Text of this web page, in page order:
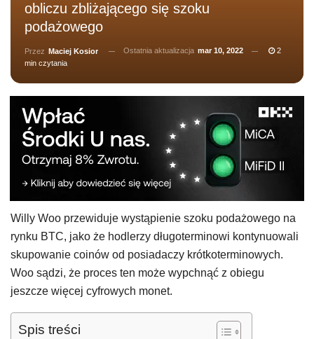
obliczu zbliżającego się szoku
podażowego
Przez Maciej Kosior Ostatnia aktualizacja mar 10, 2022
2
min czytania
Willy Woo przewiduje wystąpienie szoku podażowego na
rynku BTC, jako że hodlerzy długoterminowi kontynuowali
skupowanie coinów od posiadaczy krótkoterminowych.
Woo sądzi, że proces ten może wypchnąć z obiegu
jeszcze więcej cyfrowych monet.
Spis treści